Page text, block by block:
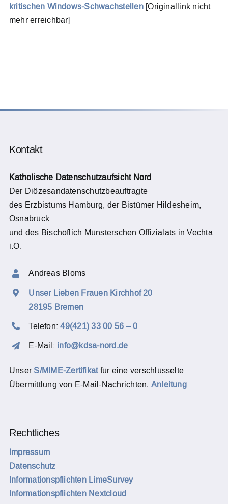
kritischen Windows-Schwachstellen[Originallink nicht
mehr erreichbar]
Kontakt
Katholische Datenschutzaufsicht Nord
Der Diözesandatenschutzbeauftragte
des Erzbistums Hamburg, der Bistümer Hildesheim,
Osnabrück
und des Bischöflich Münsterschen Offizialats in Vechta
i.O.
Andreas Bloms
Unser Lieben Frauen Kirchhof 20
28195 Bremen
Telefon:49(421) 33 00 56 – 0
E-Mail: info@kdsa-nord.de
Unser S/MIME-Zertifikatfür eine verschlüsselte
Übermittlung von E-Mail-Nachrichten. Anleitung
Rechtliches
Impressum
Datenschutz
Informationspflichten LimeSurvey
Informationspflichten Nextcloud